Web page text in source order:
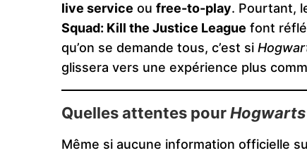
live service ou free-to-play. Pourtant,
Squad: Kill the Justice League font
qu’on se demande tous, c’est si
glissera vers une expérience plus
Quelles attentes pour
Même si aucune information officielle